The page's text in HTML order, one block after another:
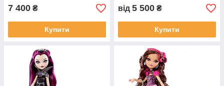
7 400 ₴
Купити
від 5 500 ₴
Купити